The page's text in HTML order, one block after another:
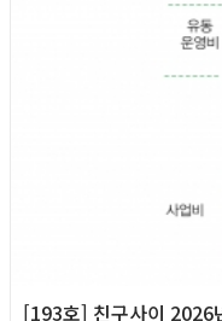
[193호] 친구사이 2026